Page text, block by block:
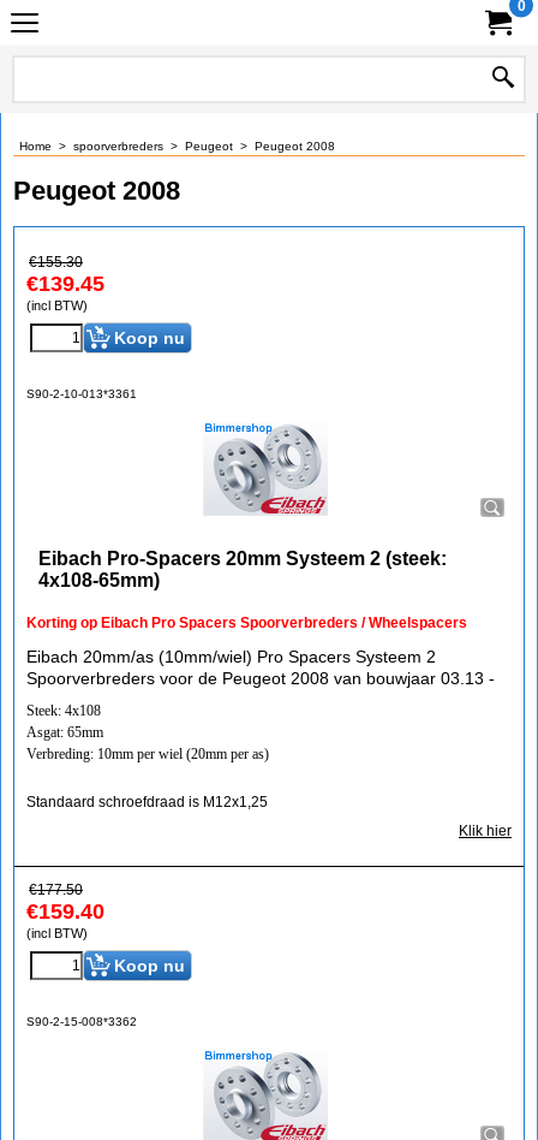
0
Home > spoorverbreders > Peugeot > Peugeot 2008
Peugeot 2008
€155.30
€139.45
(incl BTW)
Koop nu
S90-2-10-013*3361
Eibach Pro-Spacers 20mm Systeem 2 (steek:
4x108-65mm)
Korting op Eibach Pro Spacers Spoorverbreders / Wheelspacers
Eibach 20mm/as (10mm/wiel) Pro Spacers Systeem 2
Spoorverbreders voor de Peugeot 2008 van bouwjaar 03.13 -
Steek: 4x108
Asgat: 65mm
Verbreding: 10mm per wiel (20mm per as)
Standaard schroefdraad is M12x1,25
Klik hier
€177.50
€159.40
(incl BTW)
Koop nu
S90-2-15-008*3362